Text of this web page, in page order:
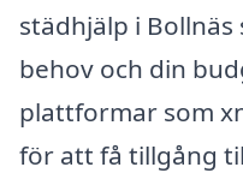
städhjälp i Bollnäs
behov och din
plattformar som
för att få tillgång